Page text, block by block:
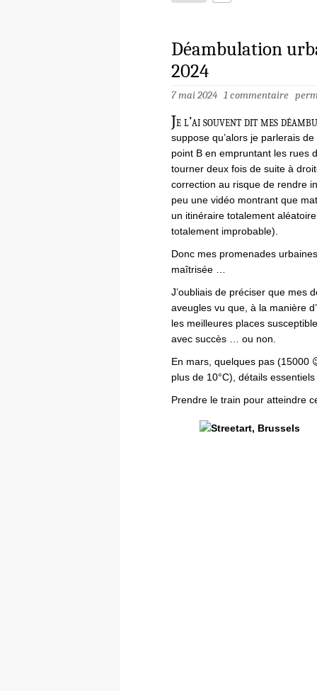
Déambulation
2024
7 mai 2024 1 commentaire
Je l’ai souvent dit mes
suppose qu’alors je parlerais
point B en empruntant les rues
tourner deux fois de suite à
correction au risque de rendre
peu une vidéo montrant que
un itinéraire totalement
totalement improbable).
Donc mes promenades
maîtrisée …
J’oubliais de préciser que mes
aveugles vu que, à la manière
les meilleures places
avec succès … ou non.
En mars, quelques pas (15000
plus de 10°C), détails
Prendre le train pour atteindre